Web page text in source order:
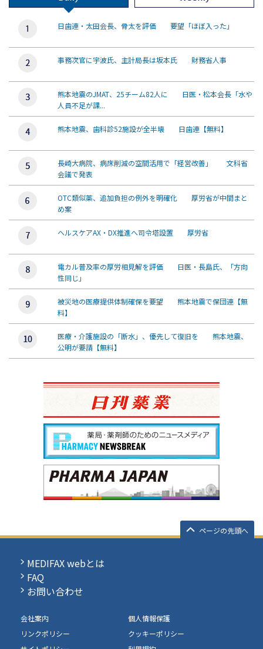
日歯連・太田会長、骨太を評価 要望「ほぼ入った」
事務次官に宇波氏、主計局長は坂本氏 財務省人事
熊本地震のJMAT、25チーム82人に 日医・松本会長「水や
人員不足が課...
熊本地震、歯科診52施設が全半壊 日歯連【無料】
長崎大病院、病床削減の空間活用で「経営改善」 文科省
会議で発表
OTC類似薬、追加負担の例外を明確化 厚労省が中間まと
め案
ヘルスケアAX・DX推進へ司令塔設置 厚労省
電カル普及率の厚労相見解を評価 日医・長島氏、「方向
性同じ」
被災地の医療提供体制確保を要望 熊本地震で保団連【無
料】
医療・介護施設の「断水」、優先して復旧を 熊本地震、
公明が要請【無料】
ページの先頭へ
MEDIFAX webとは
FAQ
お問い合わせ
会社案内
個人情報保護
リンクポリシー
クッキーポリシー